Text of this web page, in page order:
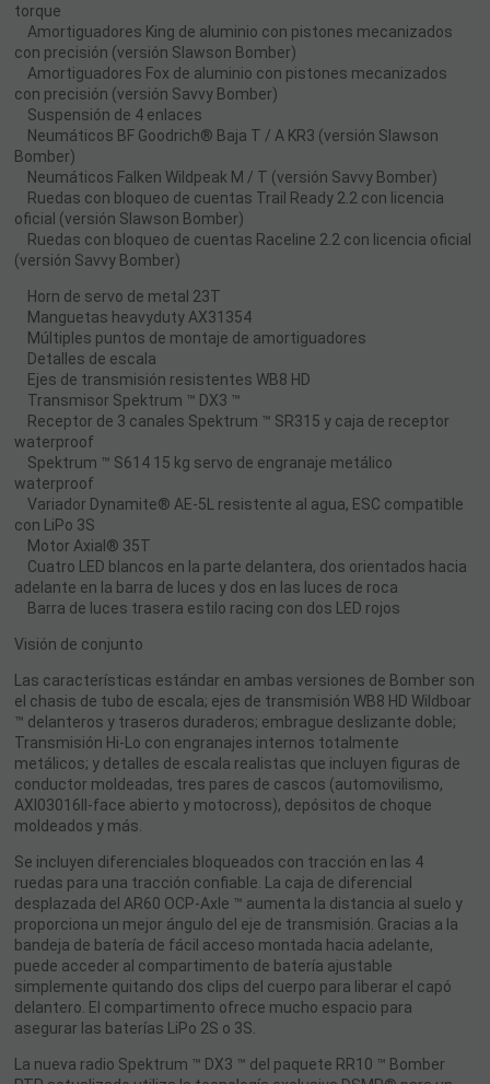
torque
Amortiguadores King de aluminio con pistones mecanizados
con precisión (versión Slawson Bomber)
Amortiguadores Fox de aluminio con pistones mecanizados
con precisión (versión Savvy Bomber)
Suspensión de 4 enlaces
Neumáticos BF Goodrich® Baja T / A KR3 (versión Slawson
Bomber)
Neumáticos Falken Wildpeak M / T (versión Savvy Bomber)
Ruedas con bloqueo de cuentas Trail Ready 2.2 con licencia
oficial (versión Slawson Bomber)
Ruedas con bloqueo de cuentas Raceline 2.2 con licencia oficial
(versión Savvy Bomber)
Horn de servo de metal 23T
Manguetas heavyduty AX31354
Múltiples puntos de montaje de amortiguadores
Detalles de escala
Ejes de transmisión resistentes WB8 HD
Transmisor Spektrum ™ DX3 ™
Receptor de 3 canales Spektrum ™ SR315 y caja de receptor
waterproof
Spektrum ™ S614 15 kg servo de engranaje metálico
waterproof
Variador Dynamite® AE-5L resistente al agua, ESC compatible
con LiPo 3S
Motor Axial® 35T
Cuatro LED blancos en la parte delantera, dos orientados hacia
adelante en la barra de luces y dos en las luces de roca
Barra de luces trasera estilo racing con dos LED rojos
Visión de conjunto
Las características estándar en ambas versiones de Bomber son
el chasis de tubo de escala; ejes de transmisión WB8 HD Wildboar
™ delanteros y traseros duraderos; embrague deslizante doble;
Transmisión Hi-Lo con engranajes internos totalmente
metálicos; y detalles de escala realistas que incluyen figuras de
conductor moldeadas, tres pares de cascos (automovilismo,
AXI03016ll-face abierto y motocross), depósitos de choque
moldeados y más.
Se incluyen diferenciales bloqueados con tracción en las 4
ruedas para una tracción confiable. La caja de diferencial
desplazada del AR60 OCP-Axle ™ aumenta la distancia al suelo y
proporciona un mejor ángulo del eje de transmisión. Gracias a la
bandeja de batería de fácil acceso montada hacia adelante,
puede acceder al compartimento de batería ajustable
simplemente quitando dos clips del cuerpo para liberar el capó
delantero. El compartimento ofrece mucho espacio para
asegurar las baterías LiPo 2S o 3S.
La nueva radio Spektrum ™ DX3 ™ del paquete RR10 ™ Bomber